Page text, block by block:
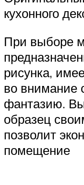
кухонного
При выборе
рисунка,
во внимание
фантазию.
образец
позволит
помещение